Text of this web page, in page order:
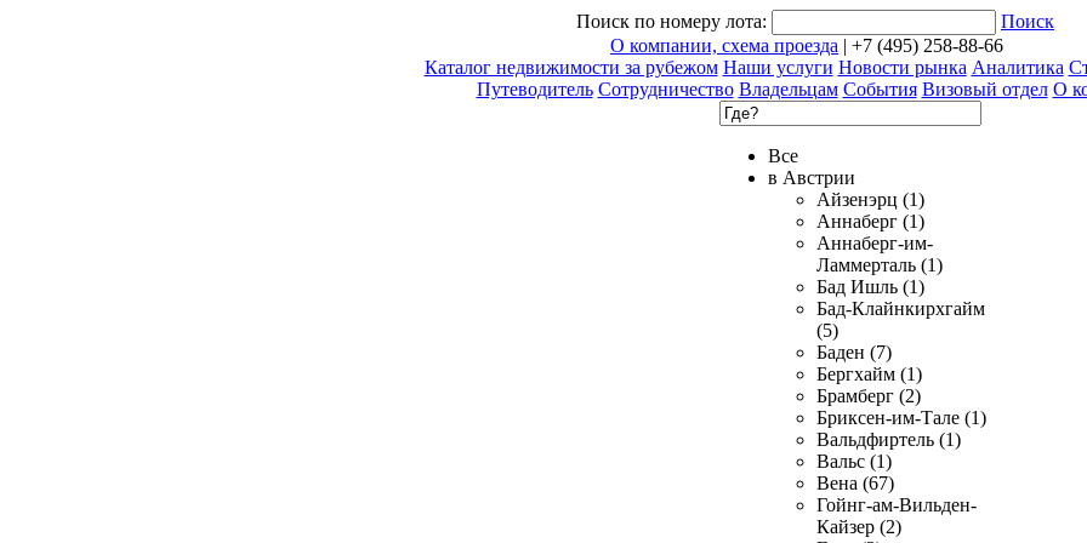
Поиск по номеру лота:
Поиск
О компании, схема проезда | +7 (495) 258-88-66
Каталог недвижимости за рубежом Наши услуги Новости рынка Аналитика
Путеводитель Сотрудничество Владельцам События Визовый отдел О
Все
в Австрии
Айзенэрц (1)
Аннаберг (1)
Аннаберг-им-
Ламмерталь (1)
Бад Ишль (1)
Бад-Клайнкирхгайм
(5)
Баден (7)
Бергхайм (1)
Брамберг (2)
Бриксен-им-Тале (1)
Вальдфиртель (1)
Вальс (1)
Вена (67)
Гойнг-ам-Вильден-
Кайзер (2)